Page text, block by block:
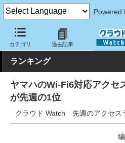
Powered
カテゴリ 過去記事
クラウド Watch トピック ランキ
ランキング
ヤマハのWi-Fi6対応アクセ
が先週の1位
クラウド Watch 先週のアクセス